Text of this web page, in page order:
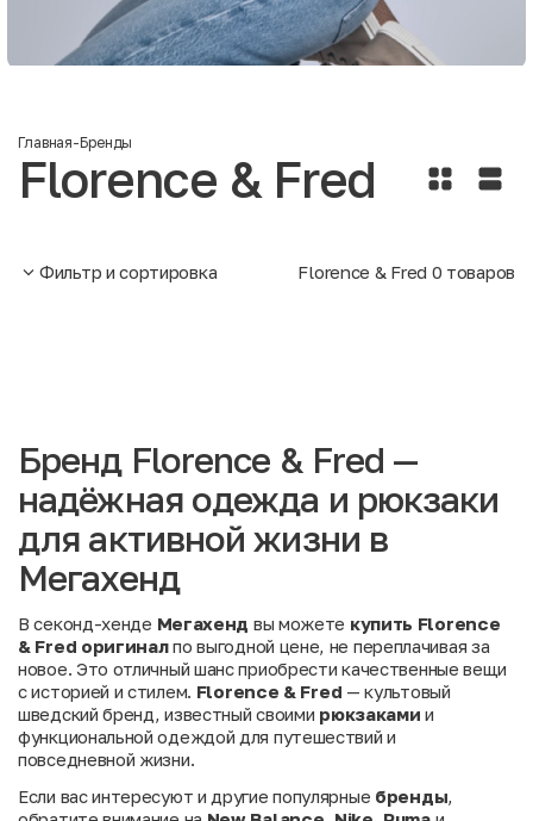
Главная-Бренды
Florence & Fred
Фильтр и сортировка Florence & Fred 0 товаров
Бренд Florence & Fred —
надёжная одежда и рюкзаки
для активной жизни в
Мегахенд
В секонд-хенде Мегахенд вы можете купить Florence
& Fred оригиналпо выгодной цене, не переплачивая за
новое. Это отличный шанс приобрести качественные вещи
с историей и стилем. Florence & Fred — культовый
шведский бренд, известный своими рюкзаками и
функциональной одеждой для путешествий и
повседневной жизни.
Если вас интересуют и другие популярные бренды